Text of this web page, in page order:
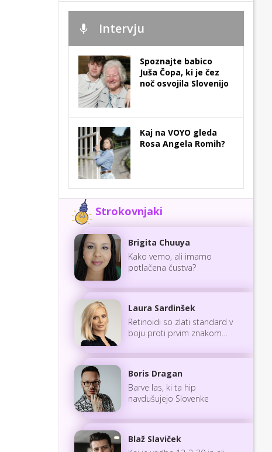
Intervju
Spoznajte babico
Juša Čopa, ki je čez
noč osvojila Slovenijo
Kaj na VOYO gleda
Rosa Angela Romih?
Strokovnjaki
Brigita Chuuya
Kako vemo, ali imamo
potlačena čustva?
Laura Sardinšek
Retinoidi so zlati standard v
boju proti prvim znakom
Boris Dragan
Barve las, ki ta hip
navdušujejo Slovenke
Blaž Slaviček